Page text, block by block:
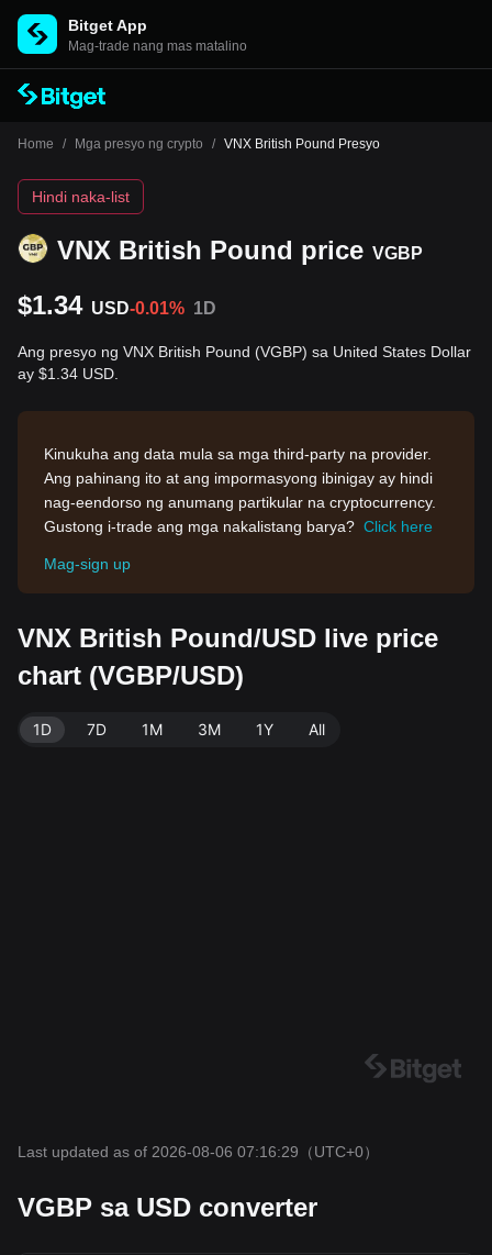
Bitget App
Mag-trade nang mas matalino
Home / Mga presyo ng crypto / VNX British Pound Presyo
VNX British Pound price VGBP
Hindi naka-list
$1.34 USD-0.01% 1D
Ang presyo ng VNX British Pound (VGBP) sa United States Dollar
ay $1.34 USD.
Kinukuha ang data mula sa mga third-party na provider.
Ang pahinang ito at ang impormasyong ibinigay ay hindi
nag-eendorso ng anumang partikular na cryptocurrency.
Gustong i-trade ang mga nakalistang barya? Click here
Mag-sign up
VNX British Pound/USD live price
chart (VGBP/USD)
1D 7D 1M 3M 1Y All
Last updated as of 2026-08-06 07:16:29 （UTC+0）
VGBP sa USD converter